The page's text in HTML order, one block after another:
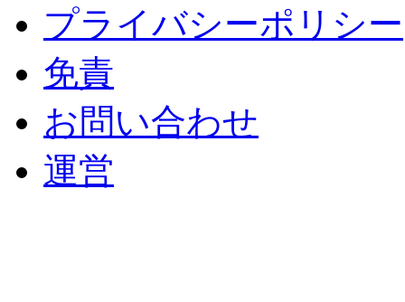
プライバシーポリシー
免責
お問い合わせ
運営